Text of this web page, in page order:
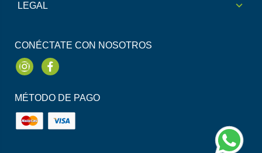
LEGAL
CONÉCTATE CON NOSOTROS
InstagramFacebook
MÉTODO DE PAGO